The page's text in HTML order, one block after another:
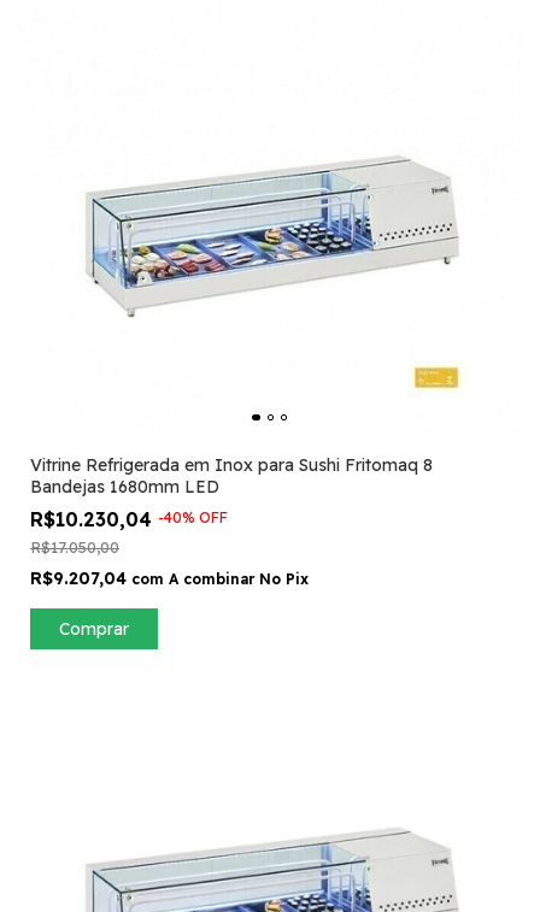
Vitrine Refrigerada em Inox para Sushi Fritomaq 8
Bandejas 1680mm LED
R$10.230,04 -40% OFF
R$17.050,00
R$9.207,04 com A combinar No Pix
Comprar